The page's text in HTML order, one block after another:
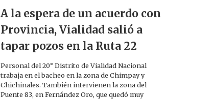
A la espera de un acuerdo con
Provincia, Vialidad salió a
tapar pozos en la Ruta 22
Personal del 20° Distrito de Vialidad Nacional
trabaja en el bacheo en la zona de Chimpay y
Chichinales. También intervienen la zona del
Puente 83, en Fernández Oro, que quedó muy